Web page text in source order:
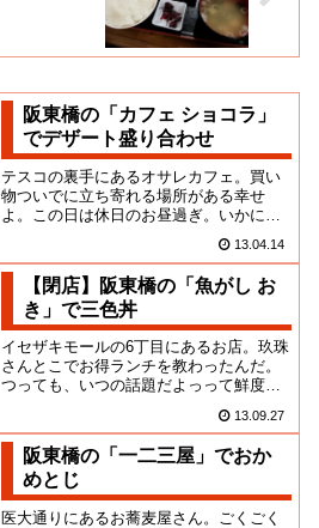
阪東橋の「カフェ ショコラ」
でデザート盛り合わせ
テスコの裏手にあるオサレカフェ。買い
物ついでに立ち寄れる場所がある幸せ
よ。この日は休日のお昼過ぎ。いかにも
ン文化な若男子とかで賑わってい...13.04.14
【閉店】阪東橋の「魚がし お
き」で三色丼
イセザキモールの6丁目にあるお店。玖珠
さんとこでお得ランチを教わったんだ。
つっても、いつの話題だよっって鮮度。
13.09.27
阪東橋の「一二三屋」でおか
めとじ
医大通りにあるお蕎麦屋さん。ごくごく